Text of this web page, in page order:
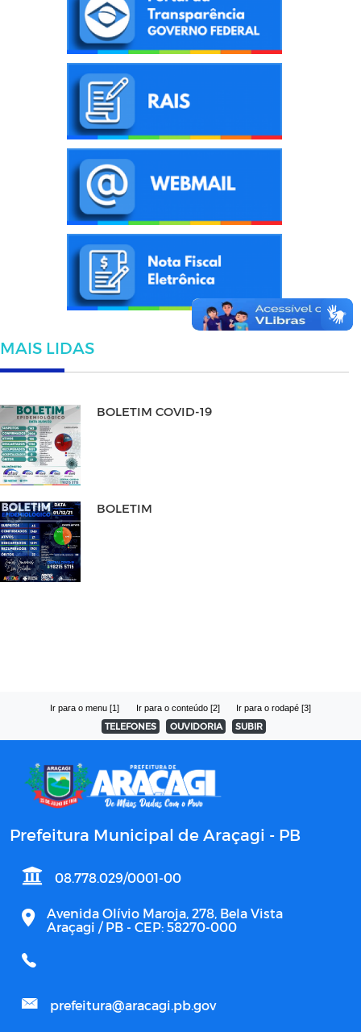
MAIS LIDAS
BOLETIM COVID-19
BOLETIM
Ir para o menu [1] Ir para o conteúdo [2] Ir para o rodapé [3]
TELEFONES OUVIDORIA SUBIR
Prefeitura Municipal de Araçagi - PB
08.778.029/0001-00
Avenida Olívio Maroja, 278, Bela Vista
Araçagi / PB - CEP: 58270-000
prefeitura@aracagi.pb.gov